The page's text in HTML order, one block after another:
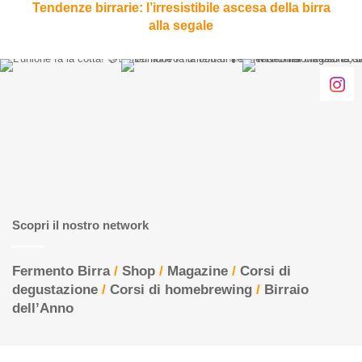
Tendenze birrarie: l’irresistibile ascesa della birra
alla segale
Scopri il nostro network
Fermento Birra/ Shop / Magazine / Corsi di
degustazione / Corsi di homebrewing / Birraio
dell’Anno